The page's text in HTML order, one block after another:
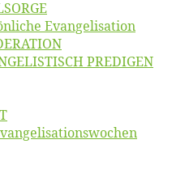
Evangelisation
PREDIGEN